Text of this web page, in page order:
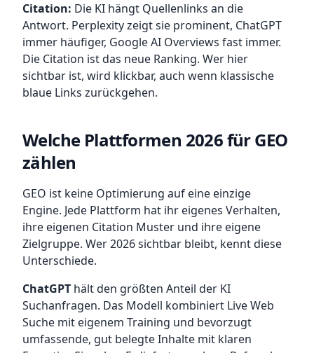
Citation: Die KI hängt Quellenlinks an die
Antwort. Perplexity zeigt sie prominent, ChatGPT
immer häufiger, Google AI Overviews fast immer.
Die Citation ist das neue Ranking. Wer hier
sichtbar ist, wird klickbar, auch wenn klassische
blaue Links zurückgehen.
Welche Plattformen 2026 für GEO
zählen
GEO ist keine Optimierung auf eine einzige
Engine. Jede Plattform hat ihr eigenes Verhalten,
ihre eigenen Citation Muster und ihre eigene
Zielgruppe. Wer 2026 sichtbar bleibt, kennt diese
Unterschiede.
ChatGPT hält den größten Anteil der KI
Suchanfragen. Das Modell kombiniert Live Web
Suche mit eigenem Training und bevorzugt
umfassende, gut belegte Inhalte mit klaren